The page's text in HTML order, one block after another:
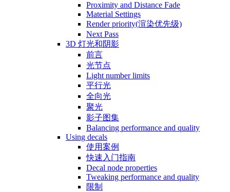
Proximity and Distance Fade
Material Settings
Render priority(渲染优先级)
Next Pass
3D 灯光和阴影
前言
光节点
Light number limits
平行光
全向光
聚光
影子图集
Balancing performance and quality
Using decals
使用案例
快速入门指南
Decal node properties
Tweaking performance and quality
限制